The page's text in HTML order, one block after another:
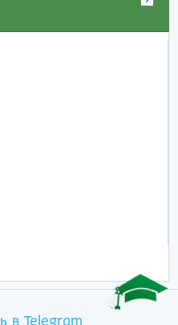
в Telegram